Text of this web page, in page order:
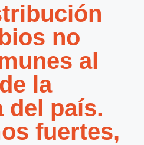
no
al
la
del país.
fuertes,